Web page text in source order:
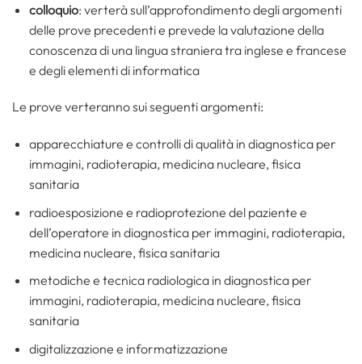
colloquio: verterà sull’approfondimento degli argomenti
delle prove precedenti e prevede la valutazione della
conoscenza di una lingua straniera tra inglese e francese
e degli elementi di informatica
Le prove verteranno sui seguenti argomenti:
apparecchiature e controlli di qualità in diagnostica per
immagini, radioterapia, medicina nucleare, fisica
sanitaria
radioesposizione e radioprotezione del paziente e
dell’operatore in diagnostica per immagini, radioterapia,
medicina nucleare, fisica sanitaria
metodiche e tecnica radiologica in diagnostica per
immagini, radioterapia, medicina nucleare, fisica
sanitaria
digitalizzazione e informatizzazione